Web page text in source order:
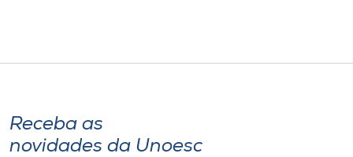
Selecione
A+
Receba as
novidades da Unoesc